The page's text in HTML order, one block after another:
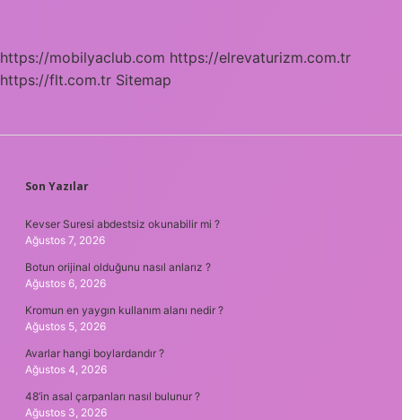
https://mobilyaclub.com https://elrevaturizm.com.tr
https://flt.com.tr Sitemap
SIDEBAR
Son Yazılar
Kevser Suresi abdestsiz okunabilir mi ?
Ağustos 7, 2026
Botun orijinal olduğunu nasıl anlarız ?
Ağustos 6, 2026
Kromun en yaygın kullanım alanı nedir ?
Ağustos 5, 2026
Avarlar hangi boylardandır ?
Ağustos 4, 2026
48’in asal çarpanları nasıl bulunur ?
Ağustos 3, 2026